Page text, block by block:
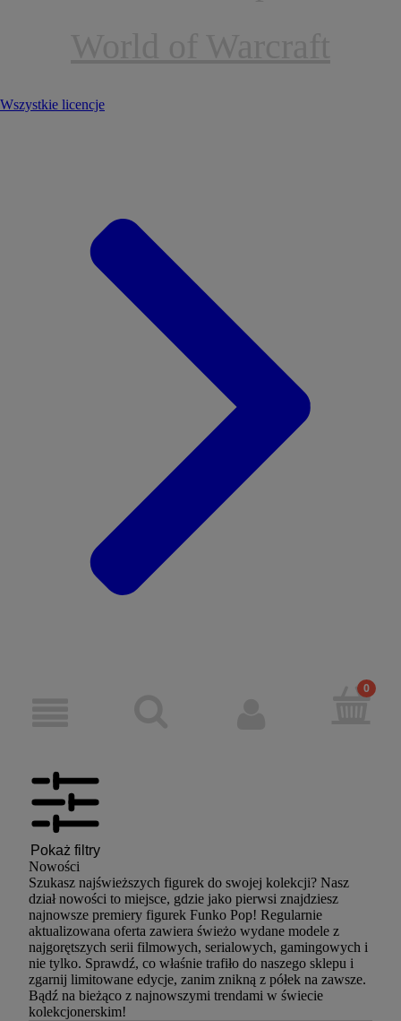
Wszystkie licencje
Pokaż filtry
Nowości
Szukasz najświeższych figurek do swojej kolekcji? Nasz
dział nowości to miejsce, gdzie jako pierwsi znajdziesz
najnowsze premiery figurek Funko Pop! Regularnie
aktualizowana oferta zawiera świeżo wydane modele z
najgorętszych serii filmowych, serialowych, gamingowych i
nie tylko. Sprawdź, co właśnie trafiło do naszego sklepu i
zgarnij limitowane edycje, zanim znikną z półek na zawsze.
Bądź na bieżąco z najnowszymi trendami w świecie
kolekcjonerskim!